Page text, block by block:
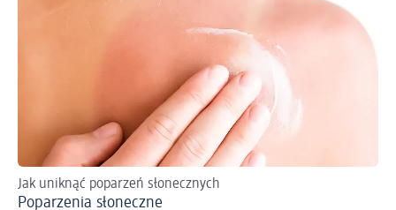
Jak uniknąć poparzeń słonecznych
Poparzenia słoneczne